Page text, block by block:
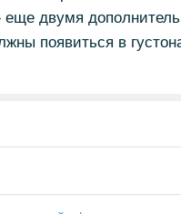
еще двумя
появиться в